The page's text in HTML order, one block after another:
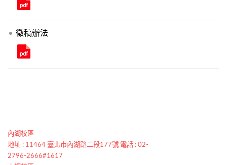
徵稿辦法
內湖校區
地址 : 11464 臺北市內湖路二段177號 電話 : 02-
2796-2666#1617